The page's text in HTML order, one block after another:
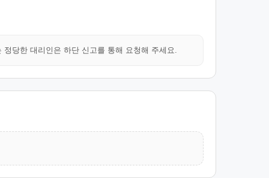
당한 대리인은 하단 신고를 통해 요청해 주세요.